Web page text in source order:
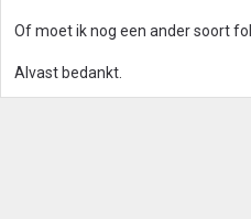
Of moet ik nog een ander soort
Alvast bedankt.